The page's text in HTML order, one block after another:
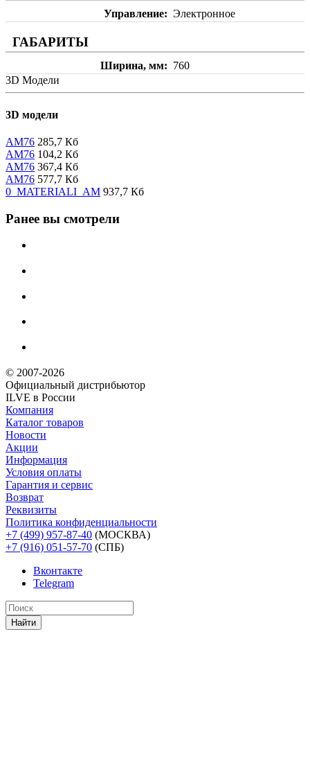
Управление Электронное
ГАБАРИТЫ
Ширина, мм
760
3D Модели
3D модели
AM76 285,7 Кб
AM76 104,2 Кб
AM76 367,4 Кб
AM76 577,7 Кб
0_MATERIALI_AM 937,7 Кб
Ранее вы смотрели
© 2007-2026
Официальный дистрибьютoр
ILVE в России
Компания
Каталог товаров
Новости
Акции
Информация
Условия оплаты
Гарантия и сервис
Возврат
Реквизиты
Политика конфиденциальности
+7 (499) 957-87-40 (МОСКВА)
+7 (916) 051-57-70 (СПБ)
Вконтакте
Telegram
Найти